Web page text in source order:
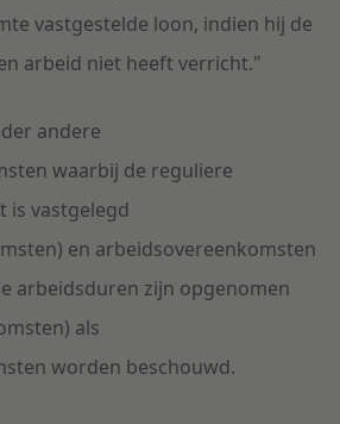
vastgestelde loon, indien hij de
arbeid niet heeft verricht."
andere
waarbij de reguliere
is vastgelegd
en arbeidsovereenkomsten
arbeidsduren zijn opgenomen
als
worden beschouwd.